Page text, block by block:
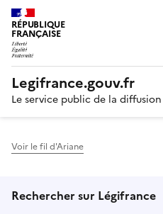
RÉPUBLIQUE
FRANÇAISE
Legifrance.gouv.fr
Le service public de la
Voir le fil d'Ariane
Rechercher sur Légifrance